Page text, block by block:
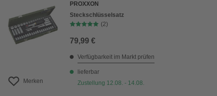
Merken
PROXXON
Steckschlüsselsatz
(2)
79,99 €
Verfügbarkeit im Markt prüfen
lieferbar
Zustellung 12.08. - 14.08.